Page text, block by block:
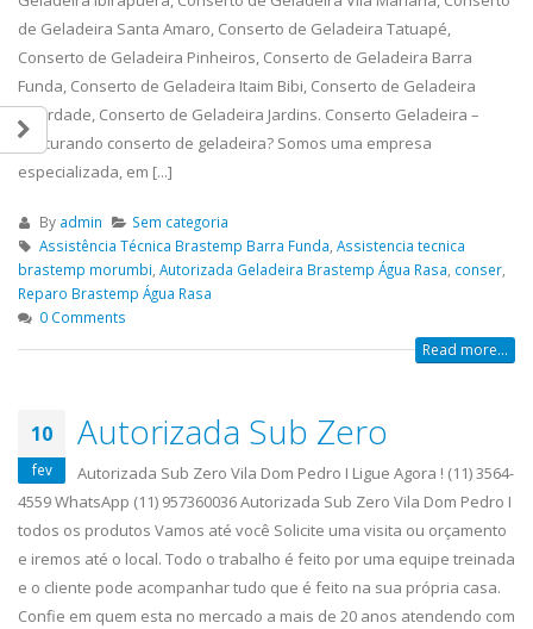
de Geladeira Santa Amaro, Conserto de Geladeira Tatuapé,
Conserto de Geladeira Pinheiros, Conserto de Geladeira Barra
Funda, Conserto de Geladeira Itaim Bibi, Conserto de Geladeira
Liberdade, Conserto de Geladeira Jardins. Conserto Geladeira –
Procurando conserto de geladeira? Somos uma empresa
especializada, em [...]
By admin
Sem categoria
Assistência Técnica Brastemp Barra Funda, Assistencia tecnica
brastemp morumbi, Autorizada Geladeira Brastemp Água Rasa, conser,
Reparo Brastemp Água Rasa
0 Comments
Read more...
10
fev
Autorizada Sub Zero
Autorizada Sub Zero Vila Dom Pedro I Ligue Agora ! (11) 3564-
4559 WhatsApp (11) 957360036 Autorizada Sub Zero Vila Dom Pedro I
todos os produtos Vamos até você Solicite uma visita ou orçamento
e iremos até o local. Todo o trabalho é feito por uma equipe treinada
e o cliente pode acompanhar tudo que é feito na sua própria casa.
Confie em quem esta no mercado a mais de 20 anos atendendo com